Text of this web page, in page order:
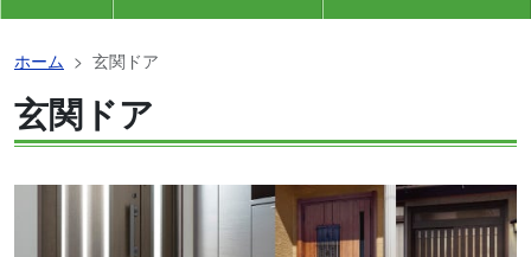
ホーム 玄関ドア
玄関ドア